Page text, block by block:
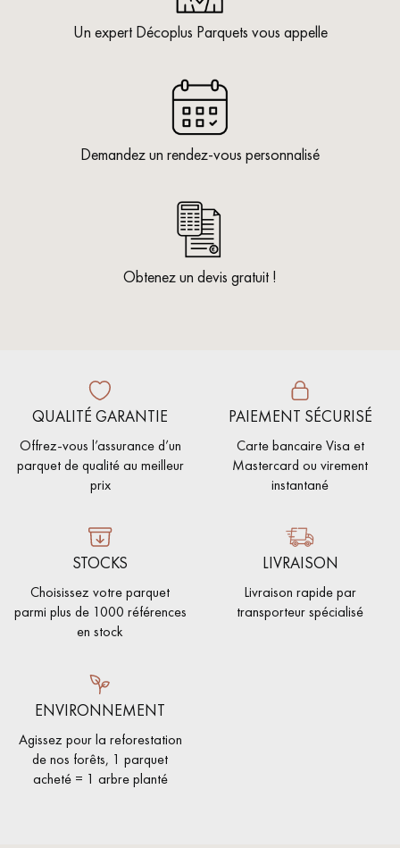
Un expert Décoplus Parquets vous appelle
Demandez un rendez-vous personnalisé
Obtenez un devis gratuit !
QUALITÉ GARANTIE
Offrez-vous l’assurance d’un
parquet de qualité au meilleur
prix
PAIEMENT SÉCURISÉ
Carte bancaire Visa et
Mastercard ou virement
instantané
STOCKS
Choisissez votre parquet
parmi plus de 1000 références
en stock
LIVRAISON
Livraison rapide par
transporteur spécialisé
ENVIRONNEMENT
Agissez pour la reforestation
de nos forêts, 1 parquet
acheté = 1 arbre planté